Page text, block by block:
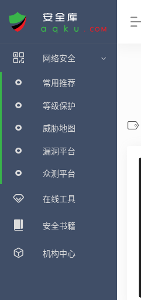
网络安全
常用推荐
等级保护
威胁地图
漏洞平台
众测平台
在线工具
安全书籍
机构中心